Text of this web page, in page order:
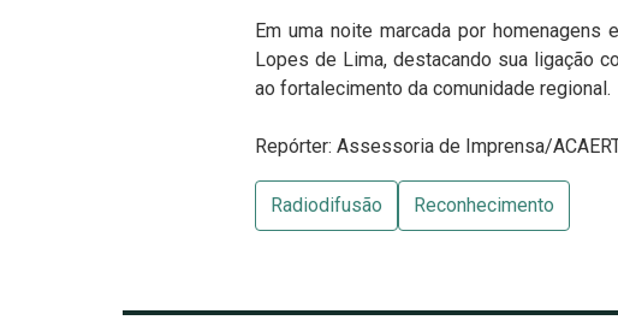
Em uma noite marcada por
Lopes de Lima, destacando sua ligação
ao fortalecimento da comunidade regional.
Repórter: Assessoria de Imprensa/
Radiodifusão Reconhecimento